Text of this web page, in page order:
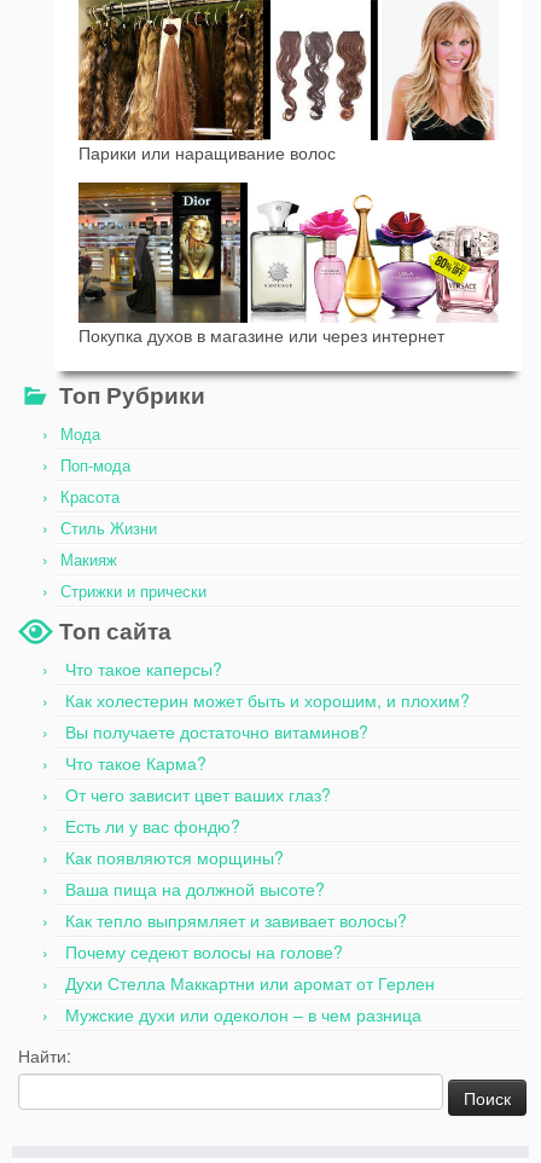
Парики или наращивание волос
Покупка духов в магазине или через интернет
Топ Рубрики
Мода
Поп-мода
Красота
Стиль Жизни
Макияж
Стрижки и прически
Топ сайта
Что такое каперсы?
Как холестерин может быть и хорошим, и плохим?
Вы получаете достаточно витаминов?
Что такое Карма?
От чего зависит цвет ваших глаз?
Есть ли у вас фондю?
Как появляются морщины?
Ваша пища на должной высоте?
Как тепло выпрямляет и завивает волосы?
Почему седеют волосы на голове?
Духи Стелла Маккартни или аромат от Герлен
Мужские духи или одеколон – в чем разница
Найти: